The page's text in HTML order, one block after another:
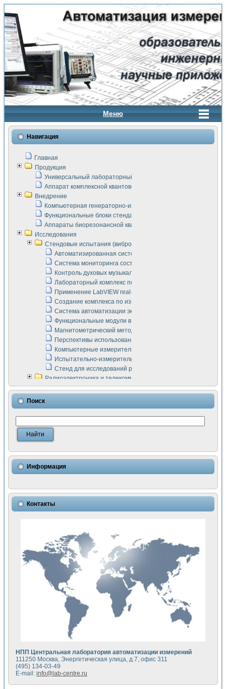
Меню
Навигация
Главная
Продукция
Универсальный лабораторный стенд "Сигнал-USB"
Аппарат комплексной квантовой терапии Интроскан
Внедрение
Компьютерная генераторно-измерительная система
Функциональные блоки стенда "Сигнал-USB"
Аппараты биорезонансной квантовой терапии серии СКАН
Исследования
Стендовые испытания (виброакустика, тензометрия и т.п.)
Автоматизированная система измерения параметров
Система мониторинга состояния тяговых
Контроль духовых музыкальных инструментов
Лабораторный комплекс по исследованию элементной
Применение LabVIEW real-time module для
Создание комплекса по измерению скорости подвижного
Система автоматизации экспериментальных
Функциональные модули в стандарте Nl SCXI для
Магнитометрический метод в дефектоскопии сварных
Перспективы использования машинного зрения в
Компьютерные измерительные системы для
Испытательно-измерительный комплекс аппаратуры для
Стенд для исследований рабочих процессов ДВС в
Радиоэлектроника и телекоммуникации
LabVIEW в расчетах радиолиний систем передачи данных
Аппаратно-программный комплекс для исследования
Виртуальный лабораторный стенд для исследования
Измерение шумовых параметров операционных
Измерительный преобразователь на основе цифровой
Использование NI LabVIEW для математического
Исследовние возможности создания измерителя ВАХ
Математическое моделирование генератора сигналов -
Применение осциллографического модуля с высоким
Симуляция отклика импульсного радиолокационного
Автоматизация формирования уравнений состояния для
Разработка автоматизированного стенда для измерения
Применение среды LabVIEW для построения картины
Портативная система для определения показателей
Использование LabVIEW для управления источником
Устройство для снятия вольт-амперных характеристик
Передовые научные технологии: нано-, фемто-,
Автоматизированная установка по измерению временных
Автоматизированный лабораторный комплекс на базе
Визуализация моделирования и оптимизации тепловой
Виртуальный прибор для исследования функциональных
Исследование возможности создания экономичного
Исследование кинетики движения макрочастиц в
Метод прогнозирования свойств дисперсных продуктов
Недорогая система управления сверхпроводящим
Применение технологий NI в курсе экспериментальной
Расчет переноса аэрозоля и выпадения осадка в
Поиск
Информация
Контакты
НПП Центральная лаборатория автоматизации измерений
111250 Москва, Энергетическая улица, д.7, офис 311
(495) 134-03-49
E-mail: info@lab-centre.ru